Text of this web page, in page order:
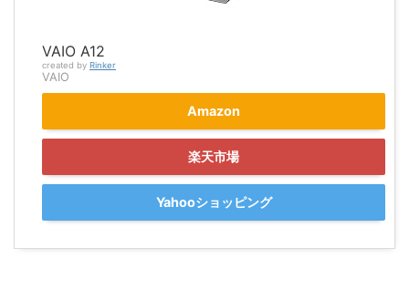
VAIO A12
created by Rinker
VAIO
Amazon
楽天市場
Yahooショッピング